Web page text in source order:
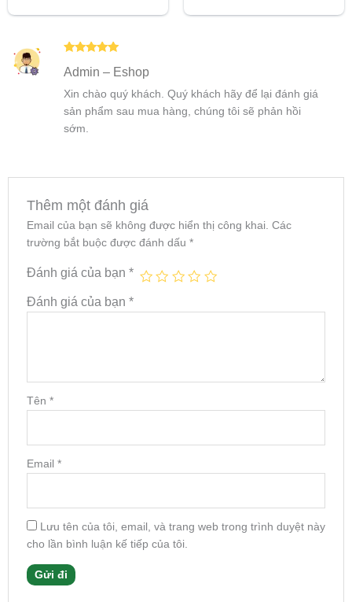
hạng55
Admin – Eshop
Xin chào quý khách. Quý khách hãy để lại đánh giá
sản phẩm sau mua hàng, chúng tôi sẽ phản hồi
sớm.
Thêm một đánh giá
Email của bạn sẽ không được hiển thị công khai. Các
trường bắt buộc được đánh dấu *
Đánh giá của bạn *
Đánh giá của bạn *
Tên *
Email *
Lưu tên của tôi, email, và trang web trong trình duyệt này
cho lần bình luận kế tiếp của tôi.